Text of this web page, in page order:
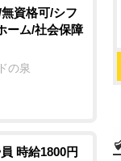
資格可/シフ
ーム/社会保障
の泉
時給1800円